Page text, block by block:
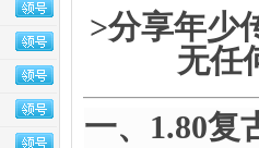
>分享年少
无任
一、1.80复